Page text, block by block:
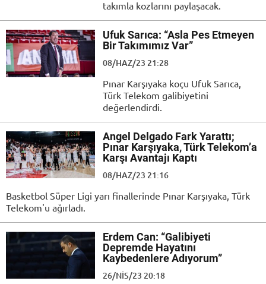
takımla kozlarını paylaşacak.
Ufuk Sarıca: “Asla Pes Etmeyen
Bir Takımımız Var”
08/HAZ/23 21:28
Pınar Karşıyaka koçu Ufuk Sarıca,
Türk Telekom galibiyetini
değerlendirdi.
Angel Delgado Fark Yarattı;
Pınar Karşıyaka, Türk Telekom’a
Karşı Avantajı Kaptı
08/HAZ/23 21:16
Basketbol Süper Ligi yarı finallerinde Pınar Karşıyaka, Türk
Telekom'u ağırladı.
Erdem Can: “Galibiyeti
Depremde Hayatını
Kaybedenlere Adıyorum”
26/NIS/23 20:18